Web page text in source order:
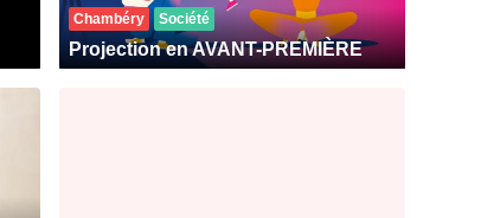
Chambéry Société
Projection en AVANT-PREMIÈRE